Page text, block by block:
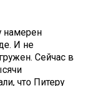
намерен
И не
Сейчас в
что Питеру